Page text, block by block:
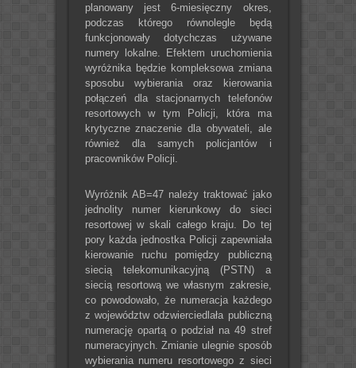
planowany jest 6-miesięczny okres,
podczas którego równolegle będą
funkcjonowały dotychczas używane
numery lokalne. Efektem uruchomienia
wyróżnika będzie kompleksowa zmiana
sposobu wybierania oraz kierowania
połączeń dla stacjonarnych telefonów
resortowych w tym Policji, która ma
krytyczne znaczenie dla obywateli, ale
również dla samych policjantów i
pracowników Policji.
Wyróżnik AB=47 należy traktować jako
jednolity numer kierunkowy do sieci
resortowej w skali całego kraju. Do tej
pory każda jednostka Policji zapewniała
kierowanie ruchu pomiędzy publiczną
siecią telekomunikacyjną (PSTN) a
siecią resortową we własnym zakresie,
co powodowało, że numeracja każdego
z województw odzwierciedlała publiczną
numerację opartą o podział na 49 stref
numeracyjnych. Zmianie ulegnie sposób
wybierania numeru resortowego z sieci